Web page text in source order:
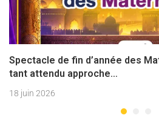
Spectacle de fin d’année des
tant attendu approche…
18 juin 2026